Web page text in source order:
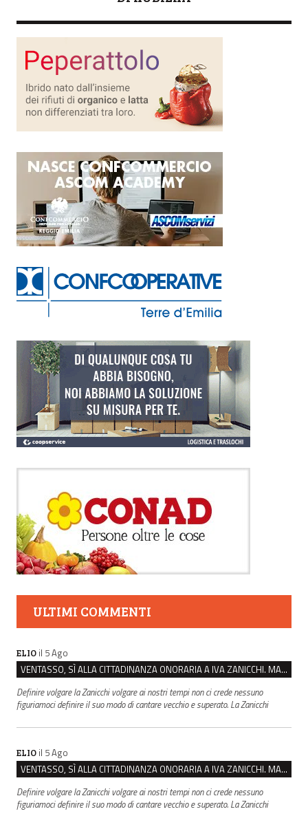
ULTIMI COMMENTI
ELIO il 5 Ago
VENTASSO, SÌ ALLA CITTADINANZA ONORARIA A IVA ZANICCHI. MA BARGIACCHI: “È DI PESSIMO GUSTO”
Definire volgare la Zanicchi volgare ai nostri tempi non ci crede nessuno
figuriamoci definire il suo modo di cantare vecchio e superato. La Zanicchi
ELIO il 5 Ago
VENTASSO, SÌ ALLA CITTADINANZA ONORARIA A IVA ZANICCHI. MA BARGIACCHI: “È DI PESSIMO GUSTO”
Definire volgare la Zanicchi volgare ai nostri tempi non ci crede nessuno
figuriamoci definire il suo modo di cantare vecchio e superato. La Zanicchi